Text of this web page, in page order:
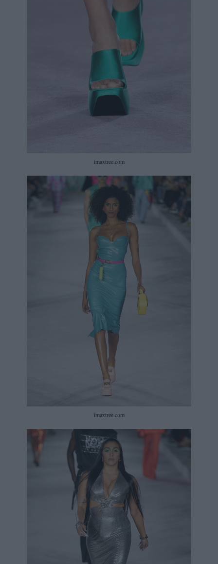
imaxtree.com
imaxtree.com